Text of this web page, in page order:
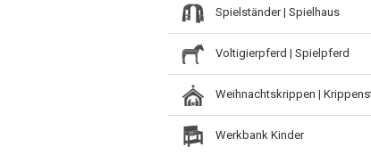
Spielständer | Spielhaus
Voltigierpferd | Spielpferd
Weihnachtskrippen |
Werkbank Kinder